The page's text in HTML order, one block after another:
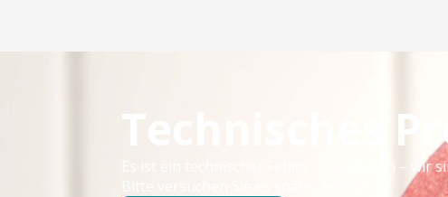
Technisches
Es ist ein technischer Fehler aufgetreten – wir
Bitte versuchen Sie es später erneut.